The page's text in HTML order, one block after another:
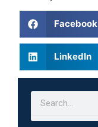
Facebook
LinkedIn
Search